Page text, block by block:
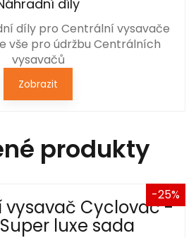
díly
díly pro Centrální vysavače
vše pro údržbu Centrálních
vysavačů
Zobrazit
produkty
-25%
vysavač Cyclovac -
luxe sada